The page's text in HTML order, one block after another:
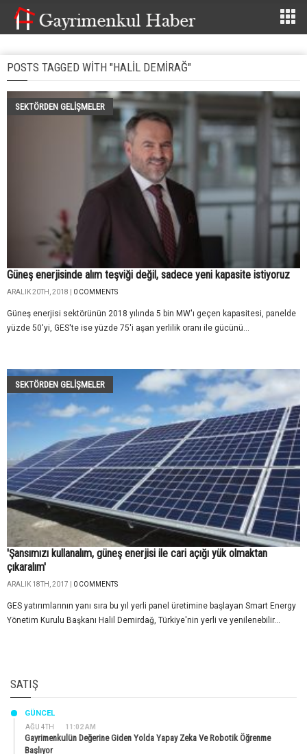
POSTS TAGGED WITH "HALIL DEMIRAĞ"
SEKTÖRDEN GELIŞMELER
Güneş enerjisinde alım teşviği değil, sadece yeni kapasite istiyoruz
ARALIK 20TH, 2018 | 0 COMMENTS
Güneş enerjisi sektörünün 2018 yılında 5 bin MW'ı geçen kapasitesi, panelde
yüzde 50'yi, GES'te ise yüzde 75'i aşan yerlilik oranı ile gücünü...
SEKTÖRDEN GELIŞMELER
'Şansımızı kullanalım, güneş enerjisi ile cari açığı yük olmaktan
çıkaralım'
ARALIK 18TH, 2017 | 0 COMMENTS
GES yatırımlarının yanı sıra bu yıl yerli panel üretimine başlayan Smart Energy
Yönetim Kurulu Başkanı Halil Demirdağ, Türkiye'nin yerli ve yenilenebilir...
SATIŞ
AĞU 4TH 11:02 AM
GÜNCEL
Gayrimenkulün Değerine Giden Yolda Yapay Zeka Ve Robotik Öğrenme
Başlıyor